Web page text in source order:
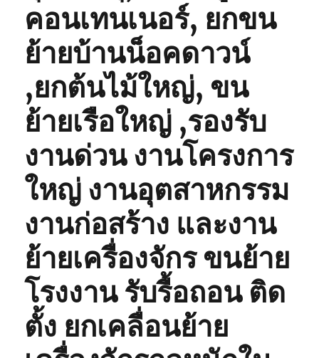
คอนเทนเนอร์, ยกขน
ย้ายบ้านน็อคดาวน์
,ยกต้นไม้ใหญ่, ขน
ย้ายเรือใหญ่ ,รองรับ
งานด่วน งานโครงการ
ใหญ่ งานอุตสาหกรรม
งานก่อสร้าง และงาน
ย้ายเครื่องจักร ขนย้าย
โรงงาน รับรื้อถอน ติด
ตั้ง ยกเคลื่อนย้าย